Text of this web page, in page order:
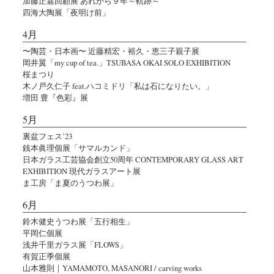
四海大陶展「夜明け前」
4月
〜陶芸・日本画〜 近藤精宏・裕久・恵三子親子展
岡井翼「my cup of tea.」TSUBASA OKAI SOLO EXHIBITION
桜まつり
木ノ戸久仁子 feat.ハコミドリ「私は石になりたい。」
増田 豊『色彩』展
5月
裏盆フェス’23
銭本眞理個展「サマルカンド」
日本ガラス工芸協会創立50周年 CONTEMPORARY GLASS ART
EXHIBITION 現代ガラスアート展
ま工房「ま夏のうつわ展」
6月
鈴木健史うつわ展「五行相生」
平岡仁個展
浅井千里ガラス展「FLOWS」
有賀正季個展
山本雅則｜YAMAMOTO, MASANORI / carving works